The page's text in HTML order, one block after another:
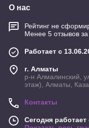
О нас
Рейтинг не
Менее 5 отзывов
Работает с
г. Алматы
р-н Алмалинский,
этаж), Алматы,
Контакты
Сегодня